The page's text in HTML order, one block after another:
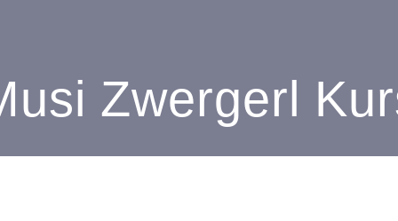
Zwergerl